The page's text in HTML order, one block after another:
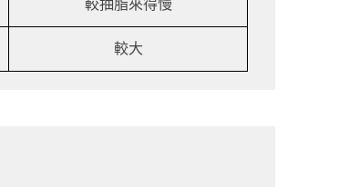
較抽脂來得慢
較大